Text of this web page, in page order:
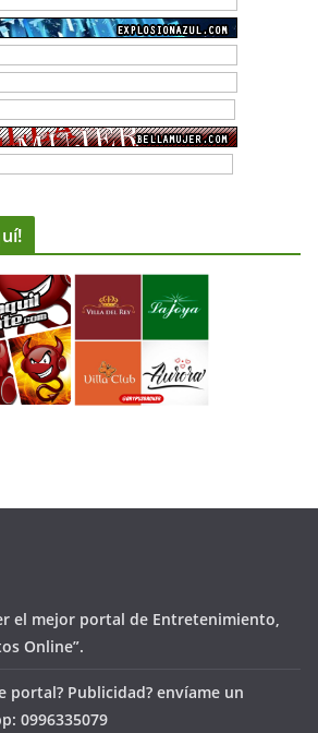
el mejor portal de Entretenimiento,
Online”.
portal? Publicidad? envíame un
0996335079